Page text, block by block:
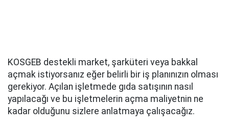
KOSGEB destekli market, şarküteri veya bakkal
açmak istiyorsanız eğer belirli bir iş planınızın olması
gerekiyor. Açılan işletmede gıda satışının nasıl
yapılacağı ve bu işletmelerin açma maliyetnin ne
kadar olduğunu sizlere anlatmaya çalışacağız.